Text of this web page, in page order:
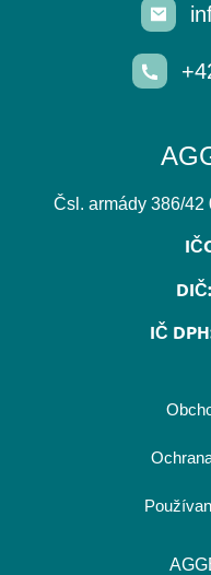
Čsl. armády 386/42
DIČ:
IČ